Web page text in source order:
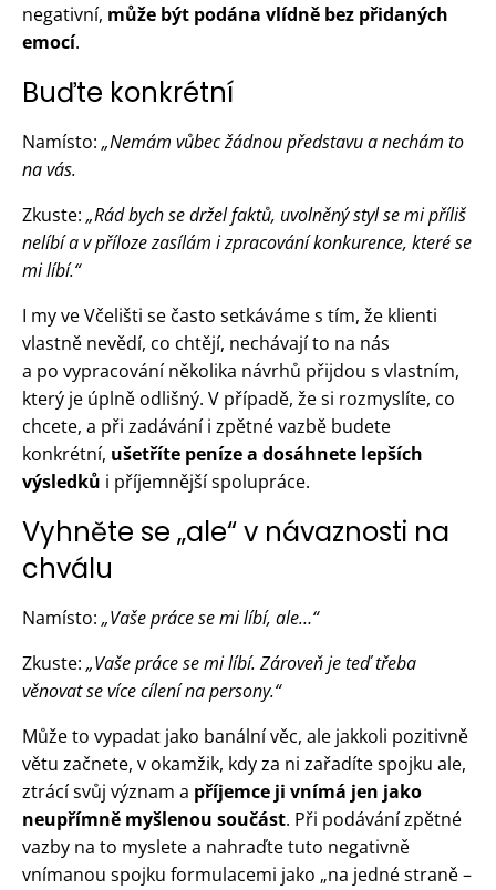
negativní, může být podána vlídně bez přidaných
emocí.
Buďte konkrétní
Namísto: „Nemám vůbec žádnou představu a nechám to
na vás.
Zkuste: „Rád bych se držel faktů, uvolněný styl se mi příliš
nelíbí a v příloze zasílám i zpracování konkurence, které se
mi líbí.“
I my ve Včelišti se často setkáváme s tím, že klienti
vlastně nevědí, co chtějí, nechávají to na nás
a po vypracování několika návrhů přijdou s vlastním,
který je úplně odlišný. V případě, že si rozmyslíte, co
chcete, a při zadávání i zpětné vazbě budete
konkrétní, ušetříte peníze a dosáhnete lepších
výsledků i příjemnější spolupráce.
Vyhněte se „ale“ v návaznosti na
chválu
Namísto: „Vaše práce se mi líbí, ale…“
Zkuste: „Vaše práce se mi líbí. Zároveň je teď třeba
věnovat se více cílení na persony.“
Může to vypadat jako banální věc, ale jakkoli pozitivně
větu začnete, v okamžik, kdy za ni zařadíte spojku ale,
ztrácí svůj význam a příjemce ji vnímá jen jako
neupřímně myšlenou součást. Při podávání zpětné
vazby na to myslete a nahraďte tuto negativně
vnímanou spojku formulacemi jako „na jedné straně –